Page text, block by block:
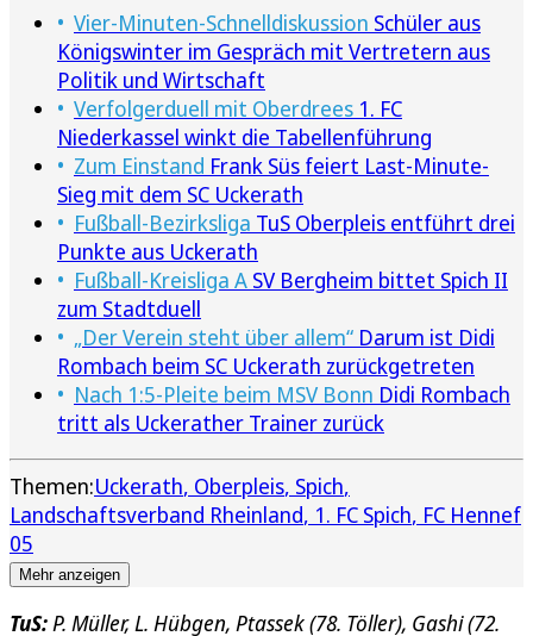
Vier-Minuten-Schnelldiskussion Schüler aus
Königswinter im Gespräch mit Vertretern aus
Politik und Wirtschaft
Verfolgerduell mit Oberdrees 1. FC
Niederkassel winkt die Tabellenführung
Zum Einstand Frank Süs feiert Last-Minute-
Sieg mit dem SC Uckerath
Fußball-Bezirksliga TuS Oberpleis entführt drei
Punkte aus Uckerath
Fußball-Kreisliga A SV Bergheim bittet Spich II
zum Stadtduell
„Der Verein steht über allem“ Darum ist Didi
Rombach beim SC Uckerath zurückgetreten
Nach 1:5-Pleite beim MSV Bonn Didi Rombach
tritt als Uckerather Trainer zurück
Themen:Uckerath Oberpleis Spich
Landschaftsverband Rheinland 1. FC Spich FC Hennef
05
Mehr anzeigen
TuS:P. Müller, L. Hübgen, Ptassek (78. Töller), Gashi (72.